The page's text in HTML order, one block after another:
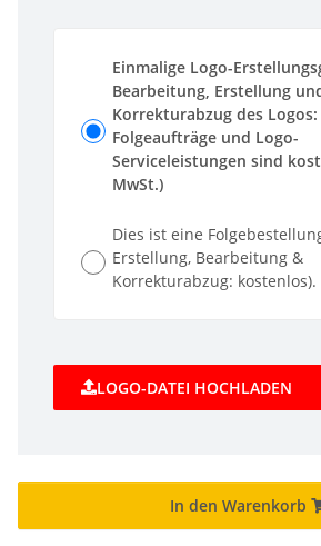
Einmalige Logo-
Bearbeitung, Erstellung
Korrekturabzug des Logos:
Folgeaufträge und Logo-
Serviceleistungen sind
MwSt.)
Dies ist eine
Erstellung, Bearbeitung &
Korrekturabzug: kostenlos).
LOGO-DATEI HOCHLADEN
In den Warenkorb